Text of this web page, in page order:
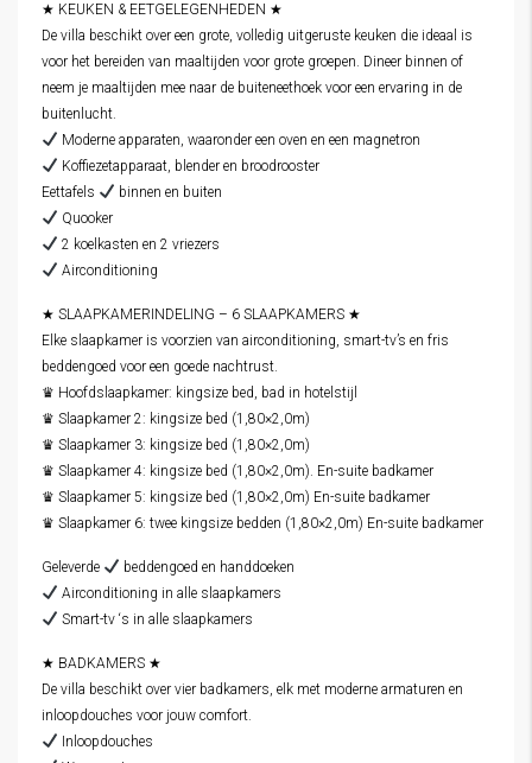
★ KEUKEN & EETGELEGENHEDEN ★
De villa beschikt over een grote, volledig uitgeruste keuken die ideaal is
voor het bereiden van maaltijden voor grote groepen. Dineer binnen of
neem je maaltijden mee naar de buiteneethoek voor een ervaring in de
buitenlucht.
Moderne apparaten, waaronder een oven en een magnetron
Koffiezetapparaat, blender en broodrooster
Eettafels
binnen en buiten
Quooker
2 koelkasten en 2 vriezers
Airconditioning
★ SLAAPKAMERINDELING – 6 SLAAPKAMERS ★
Elke slaapkamer is voorzien van airconditioning, smart-tv’s en fris
beddengoed voor een goede nachtrust.
♛ Hoofdslaapkamer: kingsize bed, bad in hotelstijl
♛ Slaapkamer 2: kingsize bed (1,80×2,0m)
♛ Slaapkamer 3: kingsize bed (1,80×2,0m)
♛ Slaapkamer 4: kingsize bed (1,80×2,0m). En-suite badkamer
♛ Slaapkamer 5: kingsize bed (1,80×2,0m) En-suite badkamer
♛ Slaapkamer 6: twee kingsize bedden (1,80×2,0m) En-suite badkamer
Geleverde
beddengoed en handdoeken
Airconditioning in alle slaapkamers
Smart-tv ‘s in alle slaapkamers
★ BADKAMERS ★
De villa beschikt over vier badkamers, elk met moderne armaturen en
inloopdouches voor jouw comfort.
Inloopdouches